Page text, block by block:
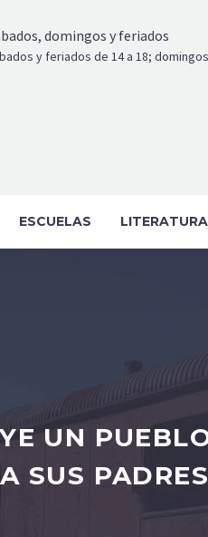
domingos y feriados
y feriados de 14 a 18;
ESCUELAS LITERATURA
UN
SUS